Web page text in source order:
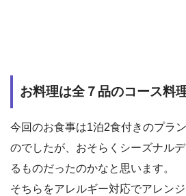
お料理は全７品のコース料
今回のお食事は1泊2食付きのプラ
のでしたが、おそらくシーズナル
るものだったのかなと思います。
そちらをアレルギー対応でアレン